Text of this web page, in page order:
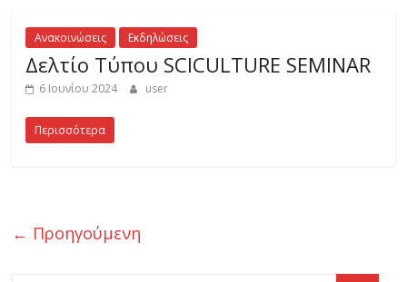
Ανακοινώσεις Εκδηλώσεις
Δελτίο Τύπου SCICULTURE SEMINAR
6 Ιουνίου 2024 user
Περισσότερα
← Προηγούμενη